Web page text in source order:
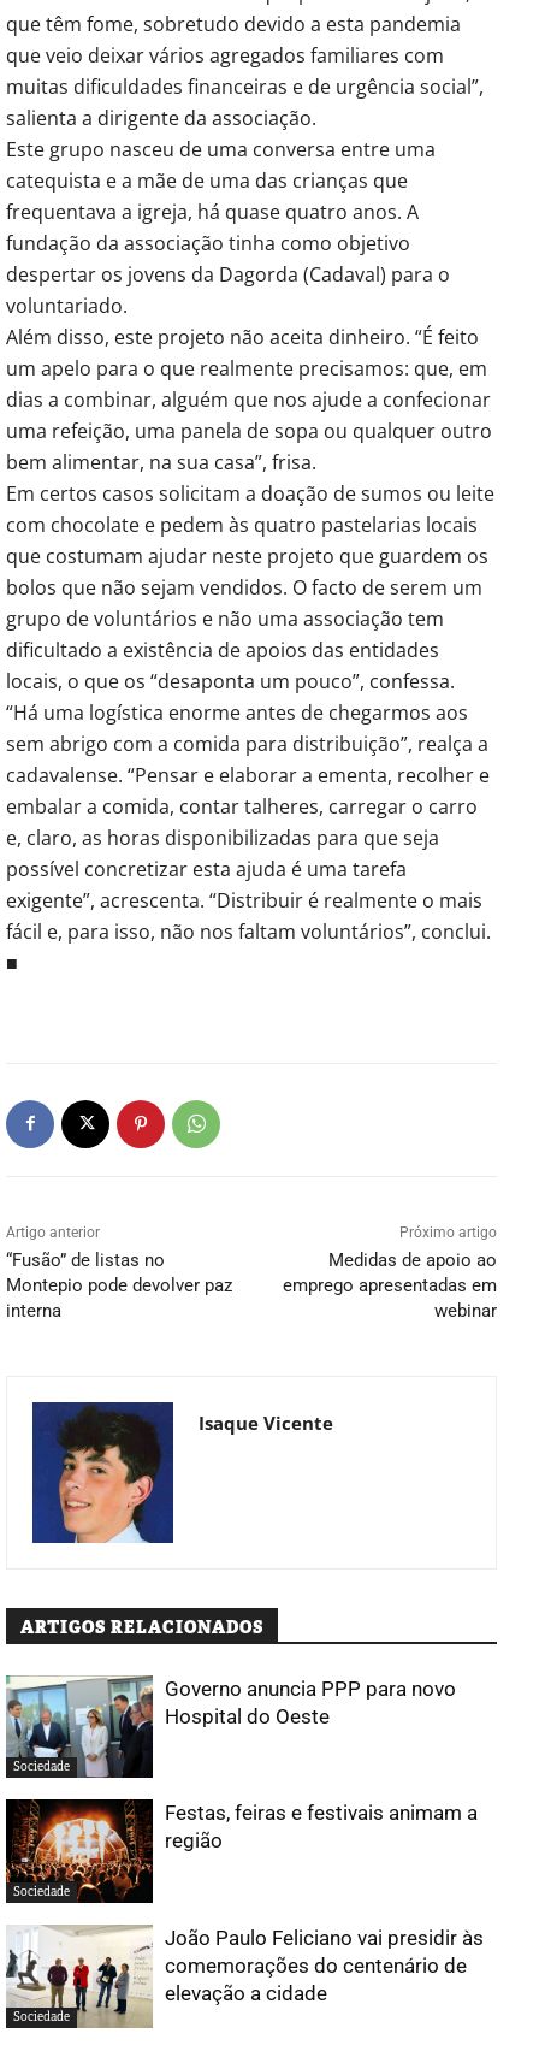
que têm fome, sobretudo devido a esta pandemia
que veio deixar vários agregados familiares com
muitas dificuldades financeiras e de urgência social”,
salienta a dirigente da associação.
Este grupo nasceu de uma conversa entre uma
catequista e a mãe de uma das crianças que
frequentava a igreja, há quase quatro anos. A
fundação da associação tinha como objetivo
despertar os jovens da Dagorda (Cadaval) para o
voluntariado.
Além disso, este projeto não aceita dinheiro. “É feito
um apelo para o que realmente precisamos: que, em
dias a combinar, alguém que nos ajude a confecionar
uma refeição, uma panela de sopa ou qualquer outro
bem alimentar, na sua casa”, frisa.
Em certos casos solicitam a doação de sumos ou leite
com chocolate e pedem às quatro pastelarias locais
que costumam ajudar neste projeto que guardem os
bolos que não sejam vendidos. O facto de serem um
grupo de voluntários e não uma associação tem
dificultado a existência de apoios das entidades
locais, o que os “desaponta um pouco”, confessa.
“Há uma logística enorme antes de chegarmos aos
sem abrigo com a comida para distribuição”, realça a
cadavalense. “Pensar e elaborar a ementa, recolher e
embalar a comida, contar talheres, carregar o carro
e, claro, as horas disponibilizadas para que seja
possível concretizar esta ajuda é uma tarefa
exigente”, acrescenta. “Distribuir é realmente o mais
fácil e, para isso, não nos faltam voluntários”, conclui.
■
Artigo anterior
“Fusão” de listas no
Montepio pode devolver paz
interna
Próximo artigo
Medidas de apoio ao
emprego apresentadas em
webinar
Isaque Vicente
ARTIGOS RELACIONADOS
Sociedade
Governo anuncia PPP para novo
Hospital do Oeste
Sociedade
Festas, feiras e festivais animam a
região
Sociedade
João Paulo Feliciano vai presidir às
comemorações do centenário de
elevação a cidade